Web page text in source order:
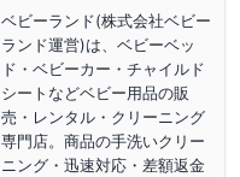
ベビーランド(株式会社ベビー
ランド運営)は、ベビーベッ
ド・ベビーカー・チャイルド
シートなどベビー用品の販
売・レンタル・クリーニング
専門店。商品の手洗いクリー
ニング・迅速対応・差額返金